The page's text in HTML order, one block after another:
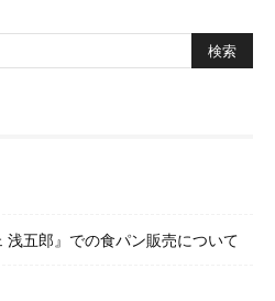
浅五郎』での食パン販売について